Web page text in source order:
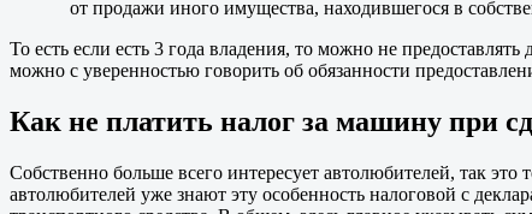
от продажи иного имущества, находившегося в
То есть если есть 3 года владения, то можно не
можно с уверенностью говорить об обязанности
Как не платить налог за машину при
Собственно больше всего интересует автолюбителей, так
автолюбителей уже знают эту особенность налоговой с